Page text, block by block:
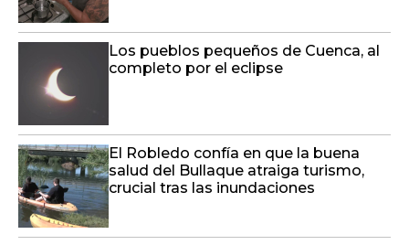
Los pueblos pequeños de Cuenca, al
completo por el eclipse
El Robledo confía en que la buena
salud del Bullaque atraiga turismo,
crucial tras las inundaciones